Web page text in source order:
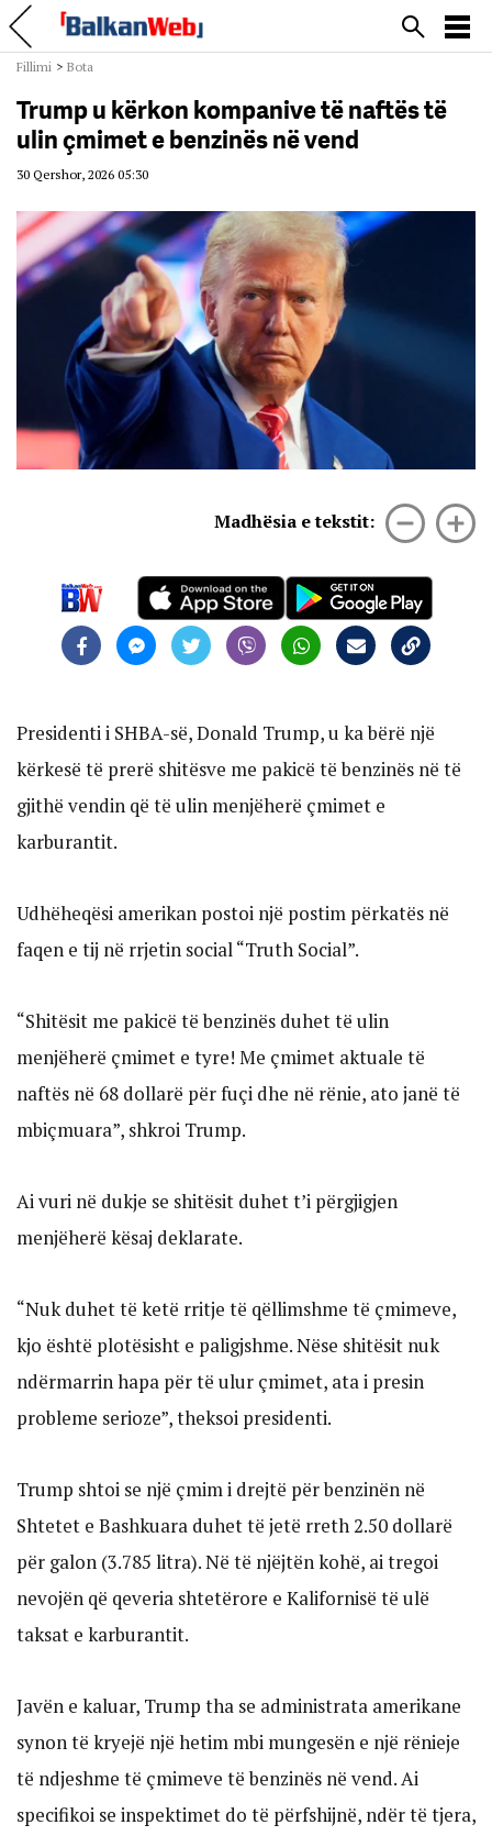
Fillimi > Bota
Trump u kërkon kompanive të naftës të
ulin çmimet e benzinës në vend
30 Qershor, 2026 05:30
Madhësia e tekstit:
Presidenti i SHBA-së, Donald Trump, u ka bërë një
kërkesë të prerë shitësve me pakicë të benzinës në të
gjithë vendin që të ulin menjëherë çmimet e
karburantit.
Udhëheqësi amerikan postoi një postim përkatës në
faqen e tij në rrjetin social “Truth Social”.
“Shitësit me pakicë të benzinës duhet të ulin
menjëherë çmimet e tyre! Me çmimet aktuale të
naftës në 68 dollarë për fuçi dhe në rënie, ato janë të
mbiçmuara”, shkroi Trump.
Ai vuri në dukje se shitësit duhet t’i përgjigjen
menjëherë kësaj deklarate.
“Nuk duhet të ketë rritje të qëllimshme të çmimeve,
kjo është plotësisht e paligjshme. Nëse shitësit nuk
ndërmarrin hapa për të ulur çmimet, ata i presin
probleme serioze”, theksoi presidenti.
Trump shtoi se një çmim i drejtë për benzinën në
Shtetet e Bashkuara duhet të jetë rreth 2.50 dollarë
për galon (3.785 litra). Në të njëjtën kohë, ai tregoi
nevojën që qeveria shtetërore e Kalifornisë të ulë
taksat e karburantit.
Javën e kaluar, Trump tha se administrata amerikane
synon të kryejë një hetim mbi mungesën e një rënieje
të ndjeshme të çmimeve të benzinës në vend. Ai
specifikoi se inspektimet do të përfshijnë, ndër të tjera,